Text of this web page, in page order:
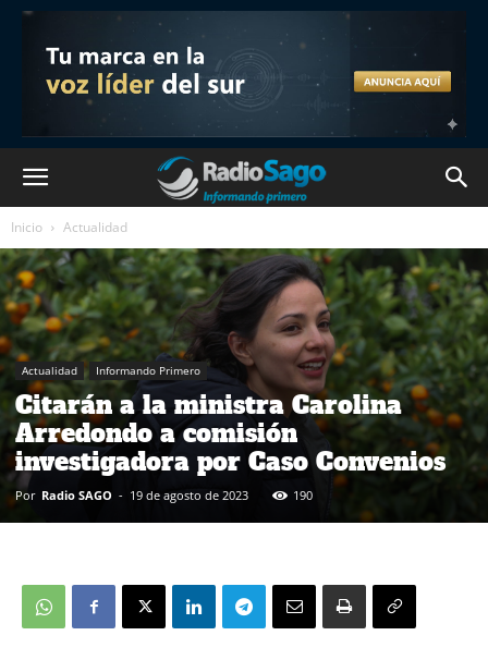
Inicio Actualidad
Actualidad Informando Primero
Citarán a la ministra Carolina
Arredondo a comisión
investigadora por Caso Convenios
Por Radio SAGO - 19 de agosto de 2023 190